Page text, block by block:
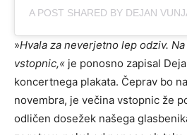
A POST SHARED BY DEJAN
»Hvala za neverjetno lep odziv.
vstopnic,« je ponosno zapisal
koncertnega plakata. Čeprav bo
novembra, je večina vstopnic že
odličen dosežek našega